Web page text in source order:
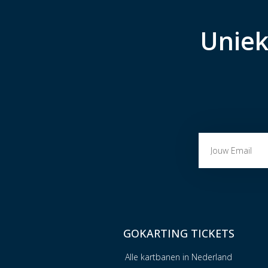
GOKARTING TICKETS
Alle kartbanen in Nederland